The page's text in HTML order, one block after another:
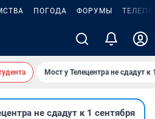
ПОГОДА ФОРУМЫ
Мост у Телецентра не сдадут к
не сдадут к 1 сентября